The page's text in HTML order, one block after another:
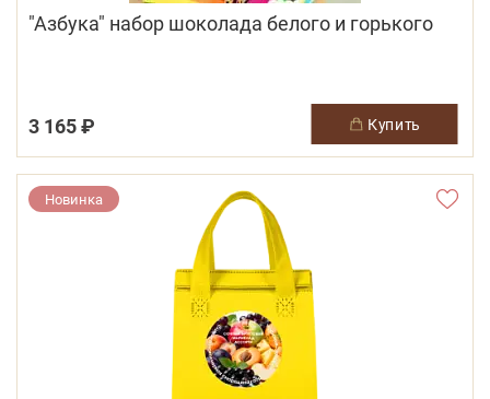
"Азбука" набор шоколада белого и горького
3 165 ₽ купить
Новинка